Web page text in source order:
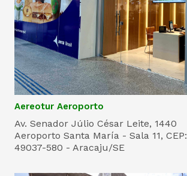
Aereotur Aeroporto
Av. Senador Júlio César Leite, 1440
Aeroporto Santa María - Sala 11, CEP:
49037-580 - Aracaju/SE